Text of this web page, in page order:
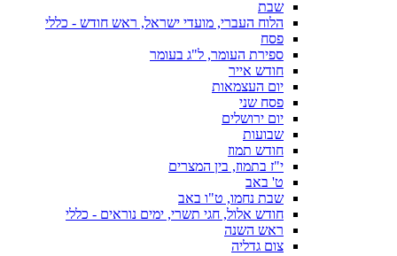
שבת
הלוח העברי, מועדי ישראל, ראש חודש - כללי
פסח
ספירת העומר, ל"ג בעומר
חודש אייר
יום העצמאות
פסח שני
יום ירושלים
שבועות
חודש תמוז
י"ז בתמוז, בין המצרים
ט' באב
שבת נחמו, ט"ו באב
חודש אלול, חגי תשרי, ימים נוראים - כללי
ראש השנה
צום גדליה